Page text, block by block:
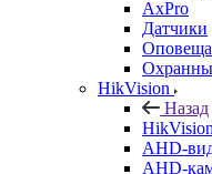
AxPro
Датчики
HikVision
Назад
HikVision
AHD-
AHD-